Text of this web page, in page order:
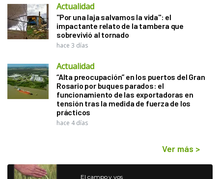
Actualidad
"Por una laja salvamos la vida": el
impactante relato de la tambera que
sobrevivió al tornado
hace 3 días
Actualidad
“Alta preocupación” en los puertos del Gran
Rosario por buques parados: el
funcionamiento de las exportadoras en
tensión tras la medida de fuerza de los
prácticos
hace 4 días
Ver más >
El campo y vos